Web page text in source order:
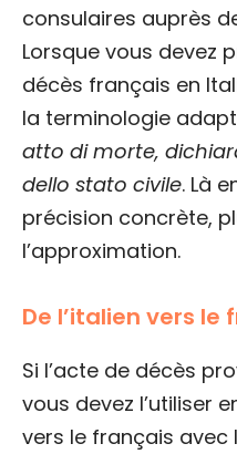
consulaires auprès
Lorsque vous devez
décès français en
la terminologie
atto di morte,
dello stato civile. Là
précision concrète,
l’approximation.
De l’italien vers le
Si l’acte de décès
vous devez l’utiliser
vers le français avec